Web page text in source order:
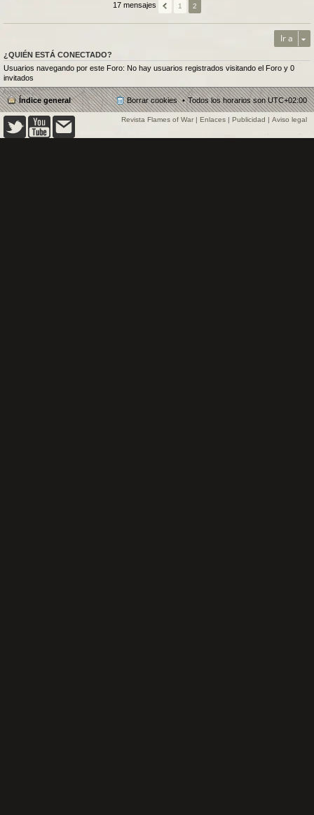
17 mensajes 1 2
Ir a
¿QUIÉN ESTÁ CONECTADO?
Usuarios navegando por este Foro: No hay usuarios registrados visitando el Foro y 0
invitados
Índice general Todos los horarios sonUTC+02:00
Borrar cookies
Revista Flames of War | Enlaces | Publicidad | Aviso legal